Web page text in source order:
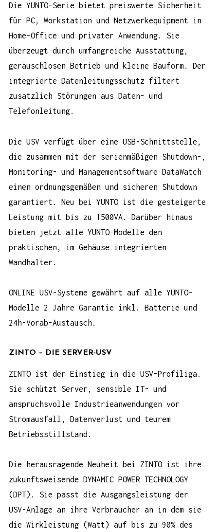
Die YUNTO-Serie bietet preiswerte Sicherheit
für PC, Workstation und Netzwerkequipment in
Home-Office und privater Anwendung. Sie
überzeugt durch umfangreiche Ausstattung,
geräuschlosen Betrieb und kleine Bauform. Der
integrierte Datenleitungsschutz filtert
zusätzlich Störungen aus Daten- und
Telefonleitung.
Die USV verfügt über eine USB-Schnittstelle,
die zusammen mit der serienmäßigen Shutdown-,
Monitoring- und Managementsoftware DataWatch
einen ordnungsgemäßen und sicheren Shutdown
garantiert. Neu bei YUNTO ist die gesteigerte
Leistung mit bis zu 1500VA. Darüber hinaus
bieten jetzt alle YUNTO-Modelle den
praktischen, im Gehäuse integrierten
Wandhalter.
ONLINE USV-Systeme gewährt auf alle YUNTO-
Modelle 2 Jahre Garantie inkl. Batterie und
24h-Vorab-Austausch.
ZINTO – DIE SERVER-USV
ZINTO ist der Einstieg in die USV-Profiliga.
Sie schützt Server, sensible IT- und
anspruchsvolle Industrieanwendungen vor
Stromausfall, Datenverlust und teurem
Betriebsstillstand.
Die herausragende Neuheit bei ZINTO ist ihre
zukunftsweisende DYNAMIC POWER TECHNOLOGY
(DPT). Sie passt die Ausgangsleistung der
USV-Anlage an ihre Verbraucher an in dem sie
die Wirkleistung (Watt) auf bis zu 90% des